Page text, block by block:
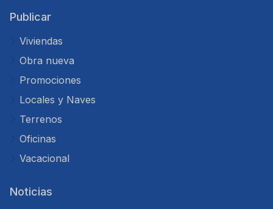
Publicar
Viviendas
Obra nueva
Promociones
Locales y Naves
Terrenos
Oficinas
Vacacional
Noticias